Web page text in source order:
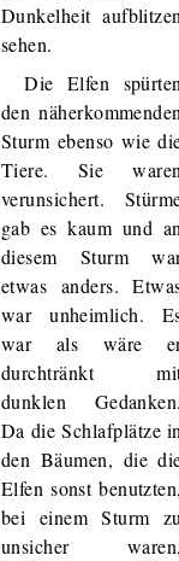
Dunkelheit
sehen.
Die Elfen
den
Sturm ebenso wie
Tiere. Sie
verunsichert.
gab es kaum und
diesem Sturm
etwas anders.
war unheimlich.
war als wäre
durchtränkt
dunklen
Da die Schlafplätze
den Bäumen, die
Elfen sonst
bei einem Sturm
unsicher